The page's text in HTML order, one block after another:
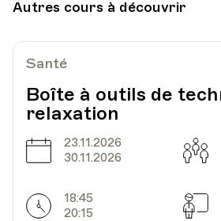
Lieu1005, Lausanne
Date02.10.2023
Av. de Cour 33
Autres cours à découvrir
Santé
Boîte à outils de
relaxation
Date
23.11.2026
30.11.2026
Horarires
18:45
20:15